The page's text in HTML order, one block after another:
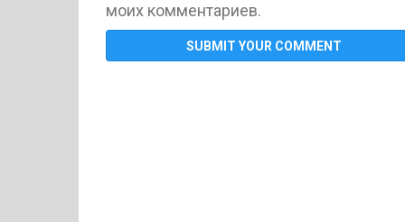
моих комментариев.